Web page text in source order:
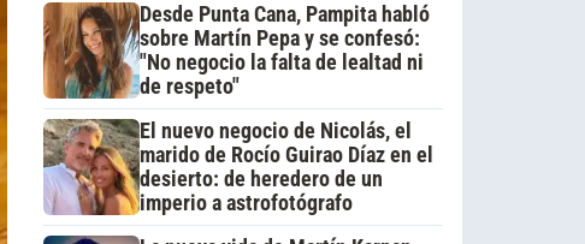
Desde Punta Cana, Pampita habló
sobre Martín Pepa y se confesó:
"No negocio la falta de lealtad ni
de respeto"
El nuevo negocio de Nicolás, el
marido de Rocío Guirao Díaz en el
desierto: de heredero de un
imperio a astrofotógrafo